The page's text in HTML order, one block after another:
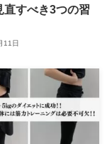
直すべき3つの習
11日